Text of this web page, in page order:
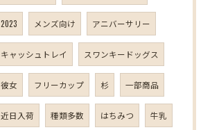
2023 メンズ向け アニバーサリー
キャッシュトレイ スワンキードッグス
彼女 フリーカップ 杉 一部商品
近日入荷 種類多数 はちみつ 牛乳